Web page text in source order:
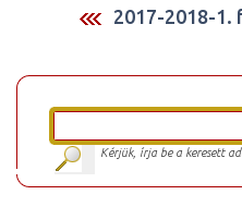
2017-2018-1.
Kérjük, írja be a keresett